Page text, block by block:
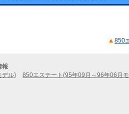
850
報
デル)
850エステート(95年09月～96年06月